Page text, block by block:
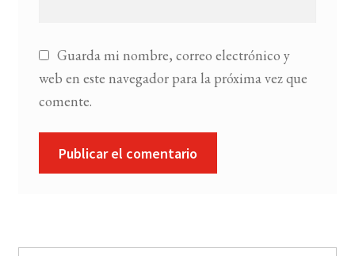
Guarda mi nombre, correo electrónico y
web en este navegador para la próxima vez que
comente.